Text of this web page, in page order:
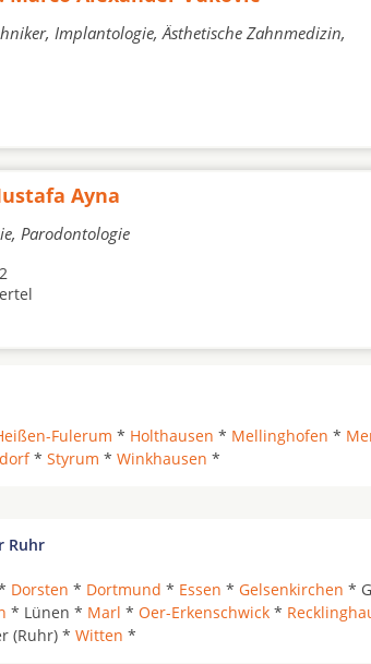
Implantologie, Ästhetische Zahnmedizin,
Ayna
Parodontologie
Fulerum * Holthausen * Mellinghofen *
* Styrum * Winkhausen *
Ruhr
Dorsten * Dortmund * Essen * Gelsenkirchen *
* Lünen * Marl * Oer-Erkenschwick *
(Ruhr) * Witten *